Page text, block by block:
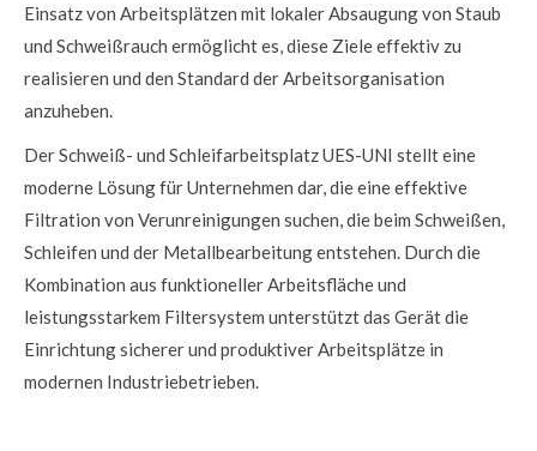
Einsatz von Arbeitsplätzen mit lokaler Absaugung von Staub
und Schweißrauch ermöglicht es, diese Ziele effektiv zu
realisieren und den Standard der Arbeitsorganisation
anzuheben.
Der Schweiß- und Schleifarbeitsplatz UES-UNI stellt eine
moderne Lösung für Unternehmen dar, die eine effektive
Filtration von Verunreinigungen suchen, die beim Schweißen,
Schleifen und der Metallbearbeitung entstehen. Durch die
Kombination aus funktioneller Arbeitsfläche und
leistungsstarkem Filtersystem unterstützt das Gerät die
Einrichtung sicherer und produktiver Arbeitsplätze in
modernen Industriebetrieben.